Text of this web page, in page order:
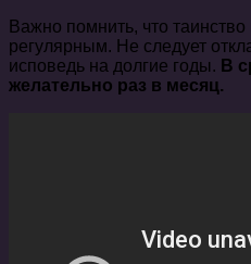
Важно помнить, что
регулярным. Не следует
исповедь на долгие годы. В
желательно раз в месяц.